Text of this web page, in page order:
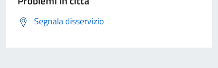
Segnala disservizio